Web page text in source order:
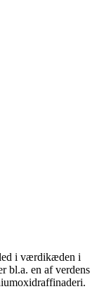
i værdikæden i
bl.a. en af verdens